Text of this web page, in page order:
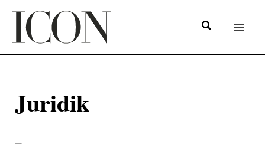
innehåll
Juridik